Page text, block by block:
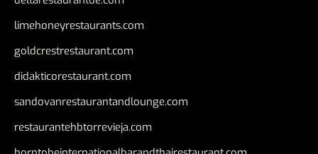
limehoneyrestaurants.com
goldcrestrestaurant.com
didakticorestaurant.com
sandovanrestaurantandlounge.com
restaurantehbtorrevieja.com